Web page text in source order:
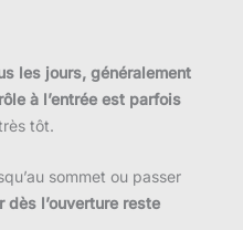
les jours, généralement
à l’entrée est parfois
tôt.
sommet ou passer
dès l’ouverture reste